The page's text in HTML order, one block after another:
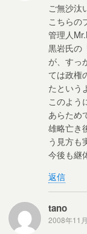
ご無沙汰
こちらの
管理人
黒岩氏の
が、すっ
ては政権
たという
このよう
あらため
雄略亡き
う見方も
今後も継
返信
tano
2008年11